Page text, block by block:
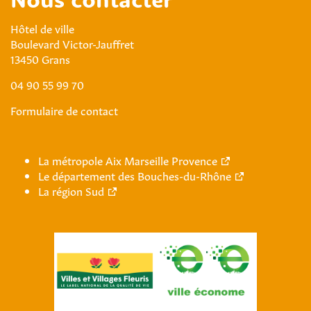
Hôtel de ville
Boulevard Victor-Jauffret
13450 Grans
04 90 55 99 70
Formulaire de contact
La métropole Aix Marseille Provence
Le département des Bouches-du-Rhône
La région Sud